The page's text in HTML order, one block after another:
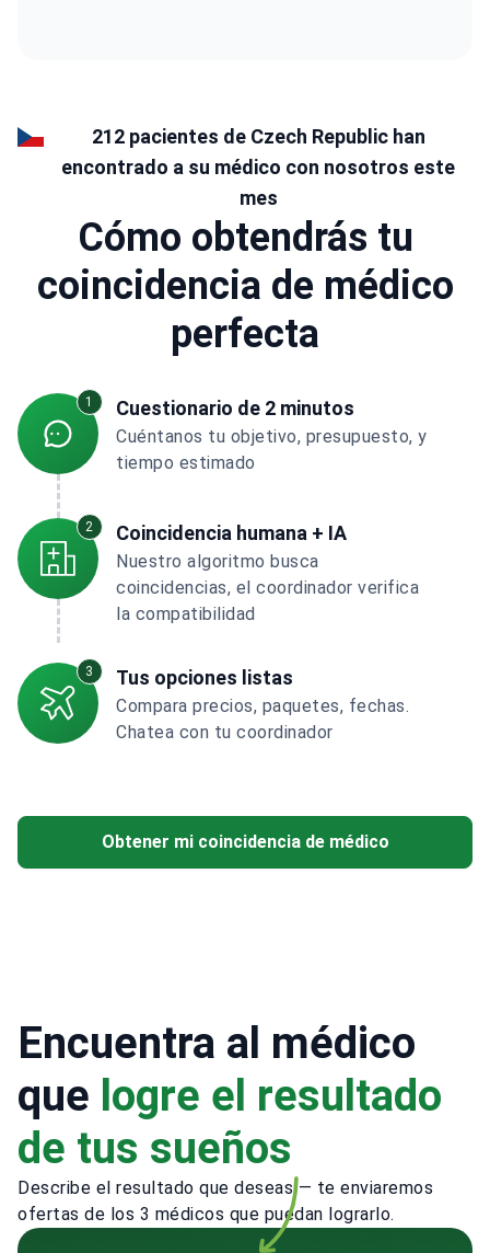
212 pacientes de Czech Republic han
encontrado a su médico con nosotros este
mes
Cómo obtendrás tu
coincidencia de médico
perfecta
1 Cuestionario de 2 minutos
Cuéntanos tu objetivo, presupuesto, y
tiempo estimado
2 Coincidencia humana + IA
Nuestro algoritmo busca
coincidencias, el coordinador verifica
la compatibilidad
3 Tus opciones listas
Compara precios, paquetes, fechas.
Chatea con tu coordinador
Obtener mi coincidencia de médico
Encuentra al médico
que logre el resultado
de tus sueños
Describe el resultado que deseas — te enviaremos
ofertas de los 3 médicos que puedan lograrlo.